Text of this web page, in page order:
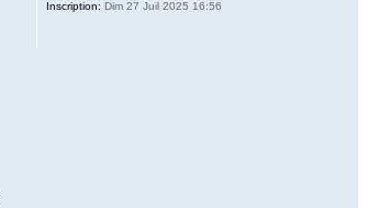
Inscription: Dim 27 Juil 2025 16:56